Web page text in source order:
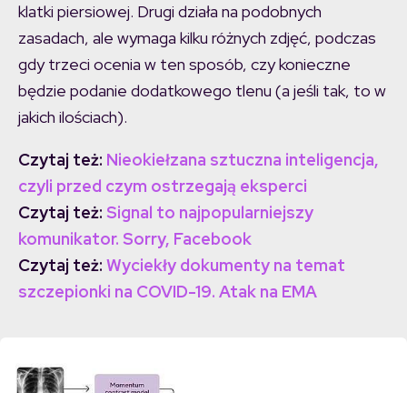
klatki piersiowej. Drugi działa na podobnych
zasadach, ale wymaga kilku różnych zdjęć, podczas
gdy trzeci ocenia w ten sposób, czy konieczne
będzie podanie dodatkowego tlenu (a jeśli tak, to w
jakich ilościach).
Czytaj też: Nieokiełzana sztuczna inteligencja,
czyli przed czym ostrzegają eksperci
Czytaj też: Signal to najpopularniejszy
komunikator. Sorry, Facebook
Czytaj też: Wyciekły dokumenty na temat
szczepionki na COVID-19. Atak na EMA